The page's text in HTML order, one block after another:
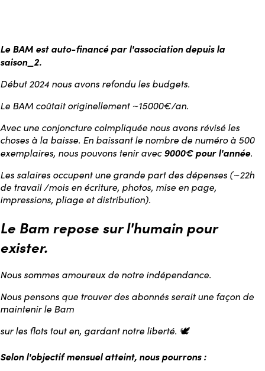
Le BAM est auto-financé par l'association depuis la
saison_2.
Début 2024 nous avons refondu les budgets.
Le BAM coûtait originellement ~15000€/an.
Avec une conjoncture colmpliquée nous avons révisé les
choses à la baisse. En baissant le nombre de numéro à 500
exemplaires, nous pouvons tenir avec9000€ pour l'année.
Les salaires occupent une grande part des dépenses (~22h
de travail /mois en écriture, photos, mise en page,
impressions, pliage et distribution).
Le Bam repose sur l'humain pour
exister.
Nous sommes amoureux de notre indépendance.
Nous pensons que trouver des abonnés serait une façon de
maintenir le Bam
sur les flots tout en, gardant notre liberté. 🕊️
Selon l'objectif mensuel atteint, nous pourrons :